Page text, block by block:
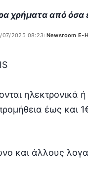
χρήματα από όσα
07/2025 08:23
Posted
Newsroom E-
ηλεκτρονικά
έως και
και άλλους